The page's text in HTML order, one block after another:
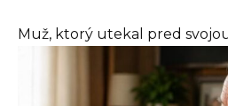
Muž, ktorý utekal pred